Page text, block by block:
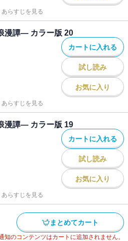
あらすじを見る
漫譚― カラー版 20
カートに入れる
試し読み
お気に入り
あらすじを見る
漫譚― カラー版 19
カートに入れる
試し読み
お気に入り
あらすじを見る
まとめてカート
のコンテンツはカートに追加されません。